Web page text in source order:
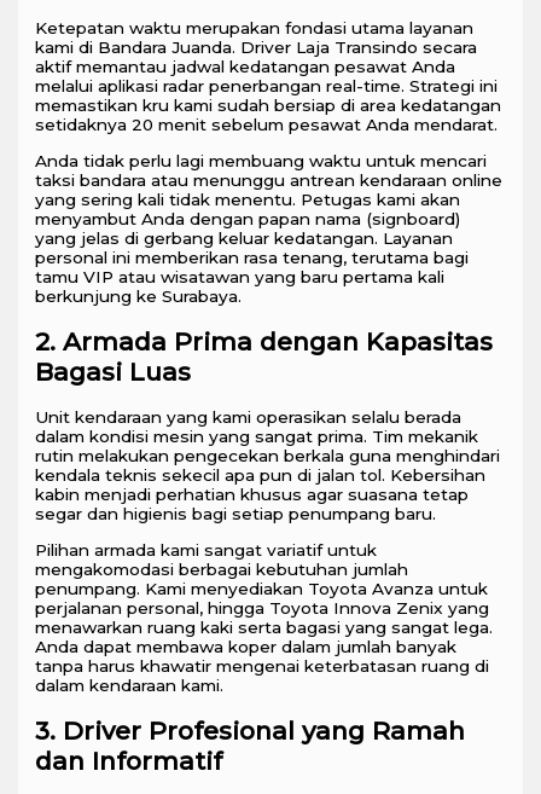
Ketepatan waktu merupakan fondasi utama layanan
kami di Bandara Juanda. Driver Laja Transindo secara
aktif memantau jadwal kedatangan pesawat Anda
melalui aplikasi radar penerbangan real-time. Strategi ini
memastikan kru kami sudah bersiap di area kedatangan
setidaknya 20 menit sebelum pesawat Anda mendarat.
Anda tidak perlu lagi membuang waktu untuk mencari
taksi bandara atau menunggu antrean kendaraan online
yang sering kali tidak menentu. Petugas kami akan
menyambut Anda dengan papan nama (signboard)
yang jelas di gerbang keluar kedatangan. Layanan
personal ini memberikan rasa tenang, terutama bagi
tamu VIP atau wisatawan yang baru pertama kali
berkunjung ke Surabaya.
2. Armada Prima dengan Kapasitas
Bagasi Luas
Unit kendaraan yang kami operasikan selalu berada
dalam kondisi mesin yang sangat prima. Tim mekanik
rutin melakukan pengecekan berkala guna menghindari
kendala teknis sekecil apa pun di jalan tol. Kebersihan
kabin menjadi perhatian khusus agar suasana tetap
segar dan higienis bagi setiap penumpang baru.
Pilihan armada kami sangat variatif untuk
mengakomodasi berbagai kebutuhan jumlah
penumpang. Kami menyediakan Toyota Avanza untuk
perjalanan personal, hingga Toyota Innova Zenix yang
menawarkan ruang kaki serta bagasi yang sangat lega.
Anda dapat membawa koper dalam jumlah banyak
tanpa harus khawatir mengenai keterbatasan ruang di
dalam kendaraan kami.
3. Driver Profesional yang Ramah
dan Informatif